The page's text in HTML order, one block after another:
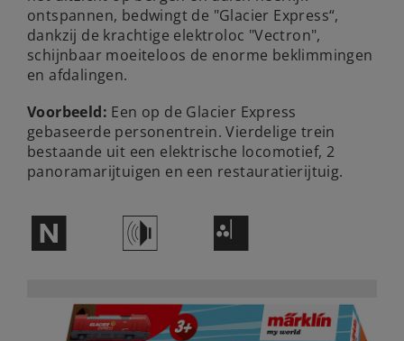
ontspannen, bedwingt de "Glacier Express“,
dankzij de krachtige elektroloc "Vectron",
schijnbaar moeiteloos de enorme beklimmingen
en afdalingen.
Voorbeeld: Een op de Glacier Express
gebaseerde personentrein. Vierdelige trein
bestaande uit een elektrische locomotief, 2
panoramarijtuigen en een restauratierijtuig.
$ h F